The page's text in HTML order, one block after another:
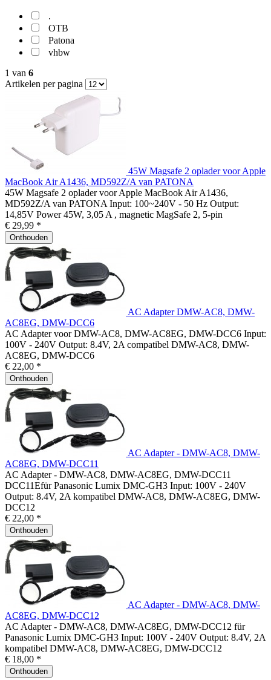
.
OTB
Patona
vhbw
1 van 6
Artikelen per pagina
45W Magsafe 2 oplader voor Apple
MacBook Air A1436, MD592Z/A van PATONA
45W Magsafe 2 oplader voor Apple MacBook Air A1436,
MD592Z/A van PATONA Input: 100~240V - 50 Hz Output:
14,85V Power 45W, 3,05 A , magnetic MagSafe 2, 5-pin
€ 29,99 *
Onthouden
AC Adapter DMW-AC8, DMW-
AC8EG, DMW-DCC6
AC Adapter voor DMW-AC8, DMW-AC8EG, DMW-DCC6 Input:
100V - 240V Output: 8.4V, 2A compatibel DMW-AC8, DMW-
AC8EG, DMW-DCC6
€ 22,00 *
Onthouden
AC Adapter - DMW-AC8, DMW-
AC8EG, DMW-DCC11
AC Adapter - DMW-AC8, DMW-AC8EG, DMW-DCC11
DCC11Efür Panasonic Lumix DMC-GH3 Input: 100V - 240V
Output: 8.4V, 2A kompatibel DMW-AC8, DMW-AC8EG, DMW-
DCC12
€ 22,00 *
Onthouden
AC Adapter - DMW-AC8, DMW-
AC8EG, DMW-DCC12
AC Adapter - DMW-AC8, DMW-AC8EG, DMW-DCC12 für
Panasonic Lumix DMC-GH3 Input: 100V - 240V Output: 8.4V, 2A
kompatibel DMW-AC8, DMW-AC8EG, DMW-DCC12
€ 18,00 *
Onthouden